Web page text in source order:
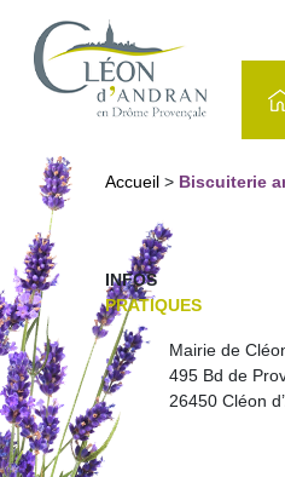
Accueil > Biscuiterie
INFOS
PRATIQUES
Mairie de
495 Bd de
26450 Cléon